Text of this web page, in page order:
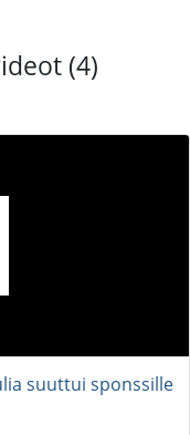
(4)
suuttui sponssille